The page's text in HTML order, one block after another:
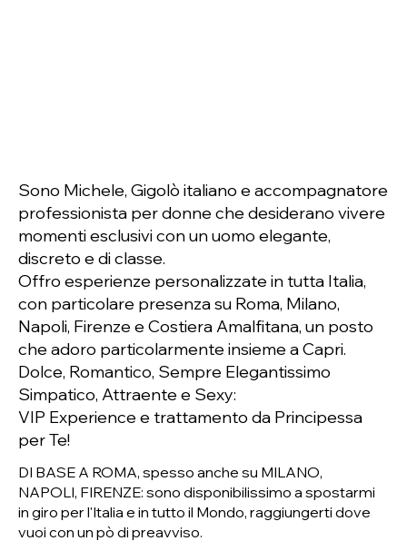
Sono Michele, Gigolò italiano e accompagnatore
professionista per donne che desiderano vivere
momenti esclusivi con un uomo elegante,
discreto e di classe.
Offro esperienze personalizzate in tutta Italia,
con particolare presenza su Roma, Milano,
Napoli, Firenze e Costiera Amalfitana, un posto
che adoro particolarmente insieme a Capri.
Dolce, Romantico, Sempre Elegantissimo
Simpatico, Attraente e Sexy:
VIP Experience e trattamento da Principessa
per Te!
DI BASE A ROMA, spesso anche su MILANO,
NAPOLI, FIRENZE: sono disponibilissimo a spostarmi
in giro per l'Italia e in tutto il Mondo, raggiungerti dove
vuoi con un pò di preavviso.